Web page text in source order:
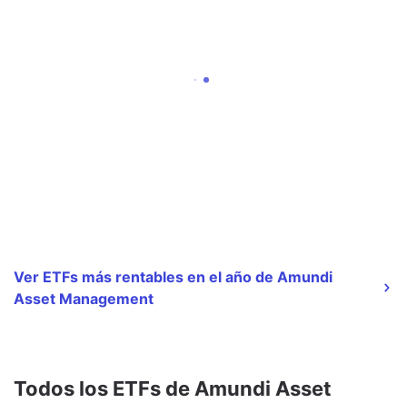
Ver ETFs más rentables en el año de Amundi
Asset Management
Todos los ETFs de Amundi Asset